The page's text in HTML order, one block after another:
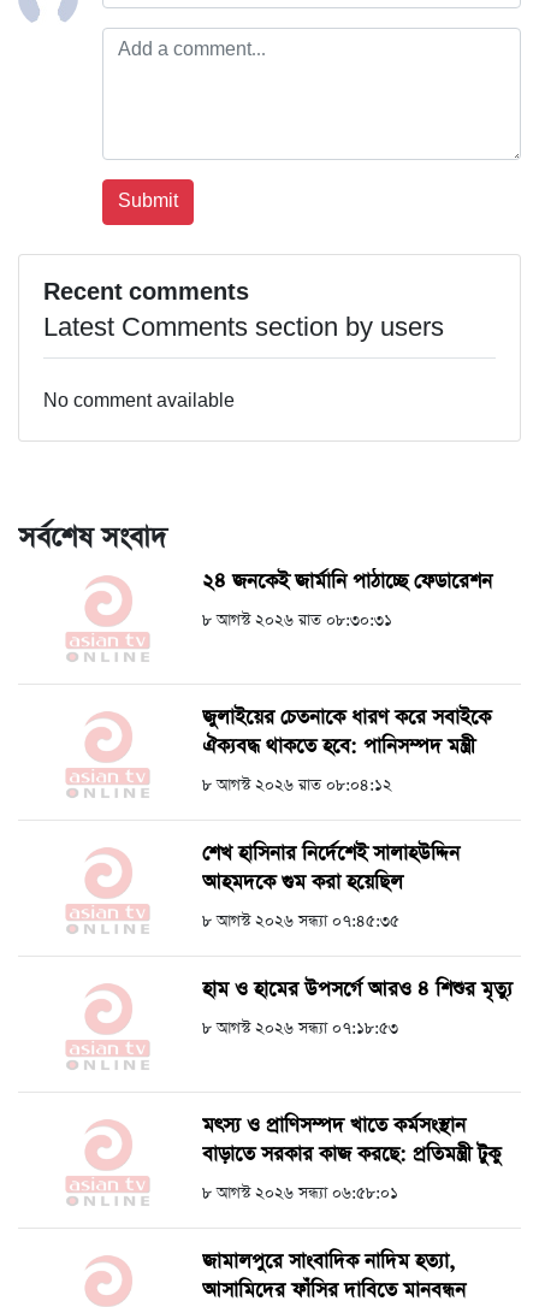
Recent comments
Latest Comments section by users
No comment available
সর্বশেষ সংবাদ
২৪ জনকেই জার্মানি পাঠাচ্ছে ফেডারেশন
৮ আগস্ট ২০২৬ রাত ০৮:৩০:৩১
জুলাইয়ের চেতনাকে ধারণ করে সবাইকে
ঐক্যবদ্ধ থাকতে হবে: পানিসম্পদ মন্ত্রী
৮ আগস্ট ২০২৬ রাত ০৮:০৪:১২
শেখ হাসিনার নির্দেশেই সালাহউদ্দিন
আহমদকে গুম করা হয়েছিল
৮ আগস্ট ২০২৬ সন্ধ্যা ০৭:৪৫:৩৫
হাম ও হামের উপসর্গে আরও ৪ শিশুর মৃত্যু
৮ আগস্ট ২০২৬ সন্ধ্যা ০৭:১৮:৫৩
মৎস্য ও প্রাণিসম্পদ খাতে কর্মসংস্থান
বাড়াতে সরকার কাজ করছে: প্রতিমন্ত্রী টুকু
৮ আগস্ট ২০২৬ সন্ধ্যা ০৬:৫৮:০১
জামালপুরে সাংবাদিক নাদিম হত্যা,
আসামিদের ফাঁসির দাবিতে মানবন্ধন